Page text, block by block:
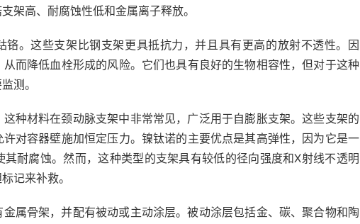
架高、耐腐蚀性低和金属离子释放。
铬。这些支架比钢支架更具抵抗力，并且具有更高的放射不透性。因
而降低血栓形成的风险。它们也具有良好的生物相容性，但对于这种
测。
种材料在颈动脉支架中非常常见，广泛用于自膨胀支架。这些支架的
对容器壁施加恒定压力。镍钛诺的主要优点是其高弹性，因为它是一
耐腐蚀。然而，这种类型的支架具有较低的径向强度和X射线不透明
记来补救。
属骨架，并配有被动或主动涂层。被动涂层包括金、碳、聚合物和陶